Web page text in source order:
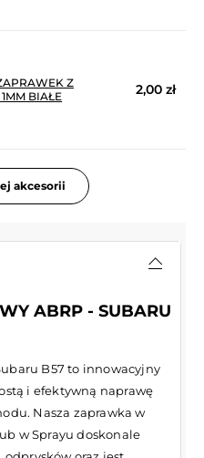
Z
BIAŁE
2,00 zł
akcesorii
ABRP - SUBARU
B57 to innowacyjny
i efektywną naprawę
Nasza zaprawka w
w Sprayu doskonale